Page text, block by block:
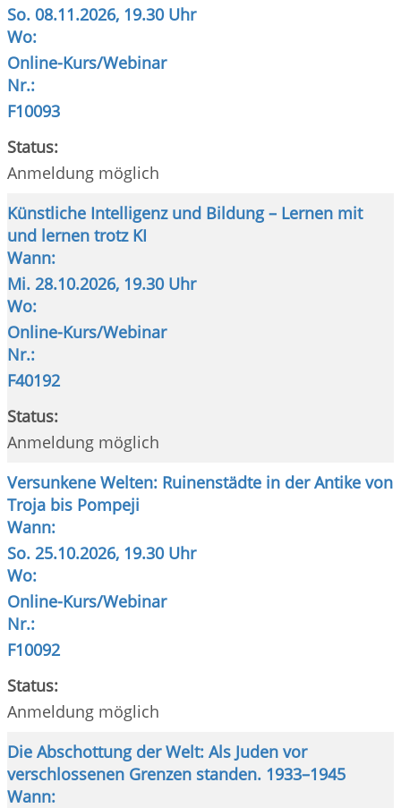
So. 08.11.2026, 19.30 Uhr
Wo:
Online-Kurs/Webinar
Nr.:
F10093
Status:
Anmeldung möglich
Künstliche Intelligenz und Bildung – Lernen mit
und lernen trotz KI
Wann:
Mi. 28.10.2026, 19.30 Uhr
Wo:
Online-Kurs/Webinar
Nr.:
F40192
Status:
Anmeldung möglich
Versunkene Welten: Ruinenstädte in der Antike von
Troja bis Pompeji
Wann:
So. 25.10.2026, 19.30 Uhr
Wo:
Online-Kurs/Webinar
Nr.:
F10092
Status:
Anmeldung möglich
Die Abschottung der Welt: Als Juden vor
verschlossenen Grenzen standen. 1933–1945
Wann: